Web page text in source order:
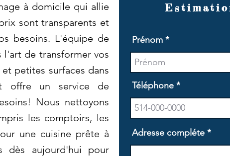
à domicile qui allie
sont transparents et
besoins. L'équipe de
l'art de transformer vos
petites surfaces dans
offre un service de
Nous nettoyons
les comptoirs, les
une cuisine prête à
dès aujourd'hui pour
Prénom
Téléphone
Adresse compléte